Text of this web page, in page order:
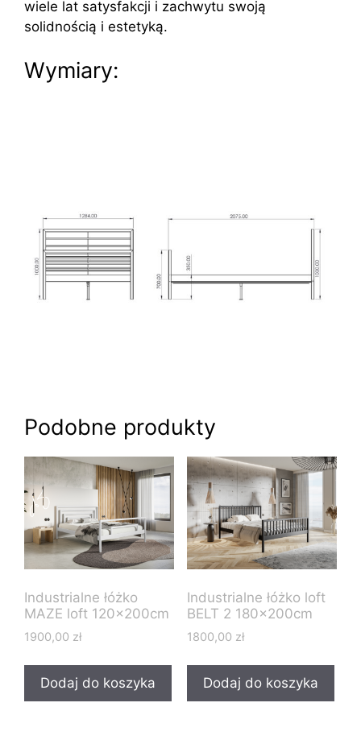
wiele lat satysfakcji i zachwytu swoją
solidnością i estetyką.
Wymiary:
Podobne produkty
Industrialne łóżko
MAZE loft 120x200cm
1900,00 zł
Dodaj do koszyka
Industrialne łóżko loft
BELT 2 180x200cm
1800,00 zł
Dodaj do koszyka